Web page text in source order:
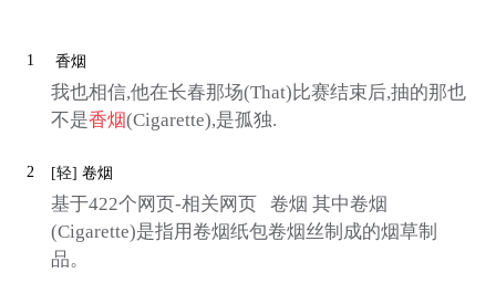
1 香烟
我也相信,他在长春那场(That)比赛结束后,抽的那也
不是香烟(Cigarette),是孤独.
2 [轻] 卷烟
基于422个网页-相关网页 卷烟 其中卷烟
(Cigarette)是指用卷烟纸包卷烟丝制成的烟草制
品。